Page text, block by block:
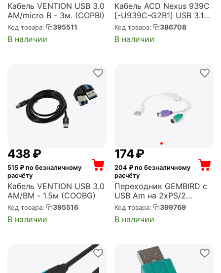
Кабель VENTION USB 3.0
AM/micro B - 3м. (COPBI)
Код товара: 395511
В наличии
Кабель ACD Nexus 939C
[-U939C-G2B1] USB 3.1
Gen2, USB-C male - USB-
C male, 1м, 20В, 5А, E-
mark, Черный (ACD-
Код товара: 386708
В наличии
‍438‍ ₽
515 ₽ по безналичному
расчёту
Кабель VENTION USB 3.0
AM/BM - 1.5м (COOBG)
Код товара: 395516
В наличии
‍174‍₽
204 ₽ по безналичному
расчёту
Переходник GEMBIRD с
USB Am на 2xPS/2
(UAPS12)
Код товара: 399769
В наличии